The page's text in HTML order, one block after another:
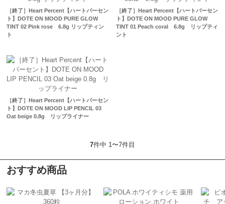
［終了］Heart Percent【ハートパーセン
ト】DOTE ON MOOD PURE GLOW
TINT 02 Pink rose 6.8g リップティン
ト
［終了］Heart Percent【ハートパーセン
ト】DOTE ON MOOD PURE GLOW
TINT 01 Peach coral 6.8g リップティ
ント
［終了］Heart Percent【ハートパーセン
ト】DOTE ON MOOD LIP PENCIL 03
Oat beige 0.8g リップライナー
7件中 1〜7件目
おすすめ商品